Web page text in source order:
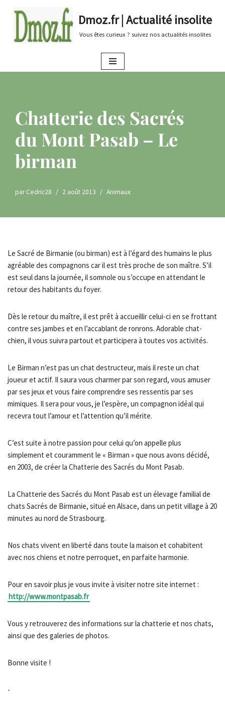
au
Dmoz.fr | Actualité insolite
Vous êtes curieux ? suivez nos actualités insolites
Chatterie des Sacrés
du Mont Pasab – Le
birman
parCedric28 2 août 2013 Animaux
Le Sacré de Birmanie (ou birman) est à l’égard des humains le plus
agréable des compagnons car il est très proche de son maître. S’il
est seul dans la journée, il somnole ou s’occupe en attendant le
retour des habitants du foyer.
Dès le retour du maître, il est prêt à accueillir celui-ci en se frottant
contre ses jambes et en l’accablant de ronrons. Adorable chat-
chien, il vous suivra partout et participera à toutes vos activités.
Le Birman n’est pas un chat destructeur, mais il reste un chat
joueur et actif. Il saura vous charmer par son regard, vous amuser
par ses jeux et vous faire comprendre ses ressentis par ses
mimiques. Il sera pour vous, je l’espère, un compagnon idéal qui
recevra tout l’amour et l’attention qu’il mérite.
C’est suite à notre passion pour celui qu’on appelle plus
simplement et couramment le « Birman » que nous avons décidé,
en 2003, de créer la Chatterie des Sacrés du Mont Pasab.
La Chatterie des Sacrés du Mont Pasab est un élevage familial de
chats Sacrés de Birmanie, situé en Alsace, dans un petit village à 20
minutes au nord de Strasbourg.
Nos chats vivent en liberté dans toute la maison et cohabitent
avec nos chiens et notre perroquet, en parfaite harmonie.
Pour en savoir plus je vous invite à visiter notre site internet :
http://www.montpasab.fr
Vous y retrouverez des informations sur la chatterie et nos chats,
ainsi que des galeries de photos.
Bonne visite !
-